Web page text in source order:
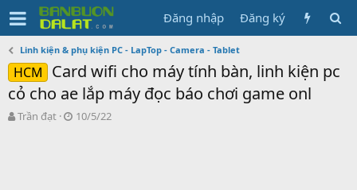
Đăng nhập Đăng ký
Linh kiện & phụ kiện PC - LapTop - Camera - Tablet
HCM
Card wifi cho máy tính bàn, linh kiện pc
cỏ cho ae lắp máy đọc báo chơi game onl
N
Trần đạt
N
10/5/22